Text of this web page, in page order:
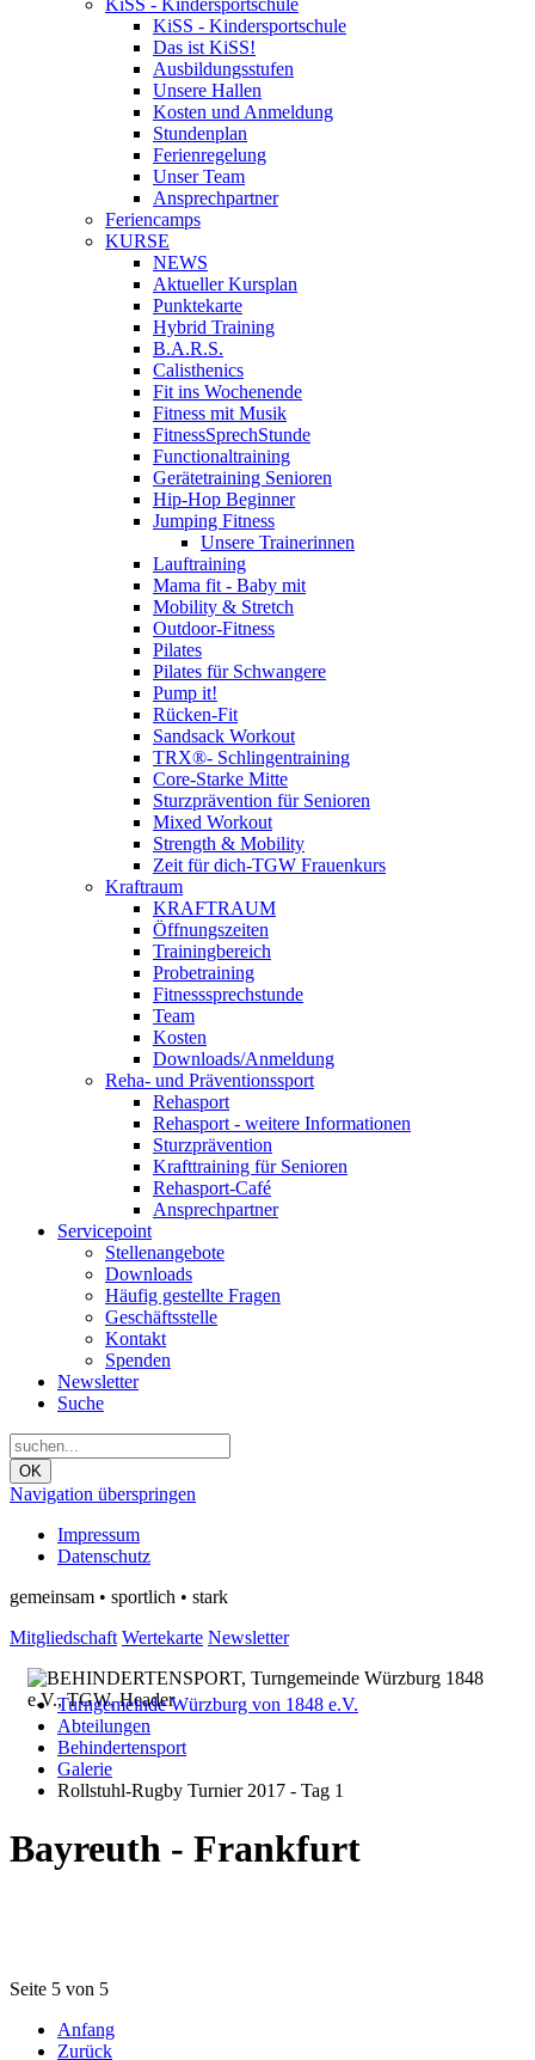
KiSS - Kindersportschule
KiSS - Kindersportschule
Das ist KiSS!
Ausbildungsstufen
Unsere Hallen
Kosten und Anmeldung
Stundenplan
Ferienregelung
Unser Team
Ansprechpartner
Feriencamps
KURSE
NEWS
Aktueller Kursplan
Punktekarte
Hybrid Training
B.A.R.S.
Calisthenics
Fit ins Wochenende
Fitness mit Musik
FitnessSprechStunde
Functionaltraining
Gerätetraining Senioren
Hip-Hop Beginner
Jumping Fitness
Unsere Trainerinnen
Lauftraining
Mama fit - Baby mit
Mobility & Stretch
Outdoor-Fitness
Pilates
Pilates für Schwangere
Pump it!
Rücken-Fit
Sandsack Workout
TRX®- Schlingentraining
Core-Starke Mitte
Sturzprävention für Senioren
Mixed Workout
Strength & Mobility
Zeit für dich-TGW Frauenkurs
Kraftraum
KRAFTRAUM
Öffnungszeiten
Trainingbereich
Probetraining
Fitnesssprechstunde
Team
Kosten
Downloads/Anmeldung
Reha- und Präventionssport
Rehasport
Rehasport - weitere Informationen
Sturzprävention
Krafttraining für Senioren
Rehasport-Café
Ansprechpartner
Servicepoint
Stellenangebote
Downloads
Häufig gestellte Fragen
Geschäftsstelle
Kontakt
Spenden
Newsletter
Suche
OK
Navigation überspringen
Impressum
Datenschutz
gemeinsam • sportlich • stark
Mitgliedschaft Wertekarte Newsletter
Turngemeinde Würzburg von 1848 e.V.
Abteilungen
Behindertensport
Galerie
Rollstuhl-Rugby Turnier 2017 - Tag 1
Bayreuth - Frankfurt
Seite 5 von 5
Anfang
Zurück